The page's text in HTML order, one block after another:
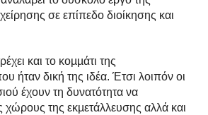
σε επίπεδο διοίκησης και
και το κοµµάτι της
ήταν δική της ιδέα. Έτσι λοιπόν οι
έχουν τη δυνατότητα να
χώρους της εκµετάλλευσης αλλά και